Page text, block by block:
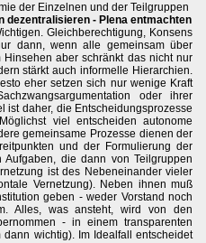
der Einzelnen und der Teilgruppen
dezentralisieren - Plena entmachten
Gleichberechtigung, Konsens
dann, wenn alle gemeinsam über
aber schränkt das nicht nur
stärkt auch informelle Hierarchien.
eher setzen sich nur wenige Kraft
oder ihrer
ist daher, die Entscheidungsprozesse
viel entscheiden autonome
gemeinsame Prozesse dienen der
und der Formulierung der
Aufgaben, die dann von Teilgruppen
ist des Nebeneinander vieler
Vernetzung). Neben ihnen muß
geben - weder Vorstand noch
Alles, was ansteht, wird von den
- in einem transparenten
wichtig). Im Idealfall entscheidet